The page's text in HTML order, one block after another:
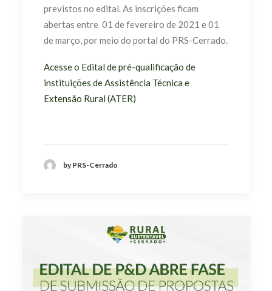
previstos no edital. As inscrições ficam
abertas entre 01 de fevereiro de 2021 e 01
de março, por meio do portal do PRS-Cerrado.
Acesse o Edital de pré-qualificação de
instituições de Assistência Técnica e
Extensão Rural (ATER)
by PRS-Cerrado